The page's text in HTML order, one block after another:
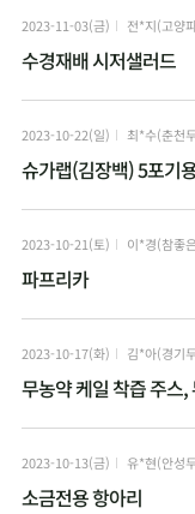
2023-11-03(금) 전*지(고양
수경재배 시저샐러드
2023-10-22(일) 최*수(춘천
슈가랩(김장백) 5포기
2023-10-21(토) 이*경(참좋
파프리카
2023-10-17(화) 김*아(경기
무농약 케일 착즙 주스
2023-10-13(금) 유*현(안성
소금전용 항아리